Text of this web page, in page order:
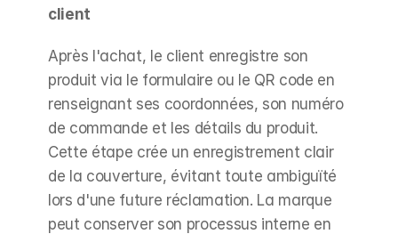
client
Après l'achat, le client enregistre son
produit via le formulaire ou le QR code en
renseignant ses coordonnées, son numéro
de commande et les détails du produit.
Cette étape crée un enregistrement clair
de la couverture, évitant toute ambiguïté
lors d'une future réclamation. La marque
peut conserver son processus interne en